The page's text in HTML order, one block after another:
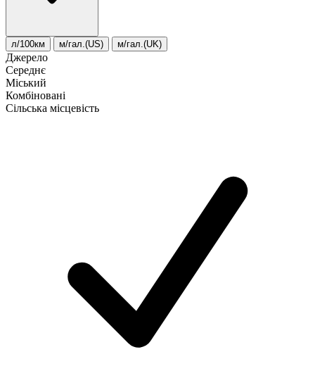
л/100км м/гал.(US) м/гал.(UK)
Джерело
Середнє
Міський
Комбіновані
Сільська місцевість